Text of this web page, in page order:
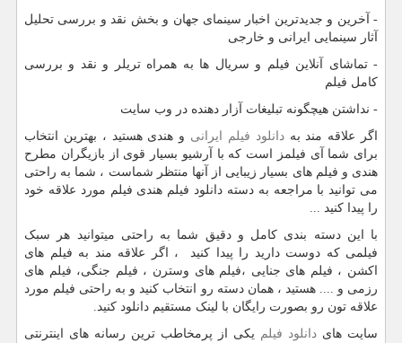
- آخرین و جدیدترین اخبار سینمای جهان و بخش نقد و بررسی تحلیل
آثار سینمایی ایرانی و خارجی
- تماشای آنلاین فیلم و سریال ها به همراه تریلر و نقد و بررسی
کامل فیلم
- نداشتن هیچگونه تبلیغات آزار دهنده در وب سایت
اگر علاقه مند بهدانلود فیلم ایرانی و هندی هستید ، بهترین انتخاب
برای شما آی فیلمز است که با آرشیو بسیار قوی از بازیگران مطرح
هندی و فیلم های بسیار زیبایی از آنها منتظر شماست ، شما به راحتی
می توانید با مراجعه به دسته دانلود فیلم هندی فیلم مورد علاقه خود
را پیدا کنید ...
با این دسته بندی کامل و دقیق شما به راحتی میتوانید هر سبک
فیلمی که دوست دارید را پیدا کنید ، اگر علاقه مند به فیلم های
اکشن ، فیلم های جنایی ،فیلم های وسترن ، فیلم جنگی، فیلم های
رزمی و .... هستید ، همان دسته رو انتخاب کنید و به راحتی فیلم مورد
علاقه تون رو بصورت رایگان با لینک مستقیم دانلود کنید.
سایت های دانلود فیلم یکی از پرمخاطب ترین رسانه های اینترنتی